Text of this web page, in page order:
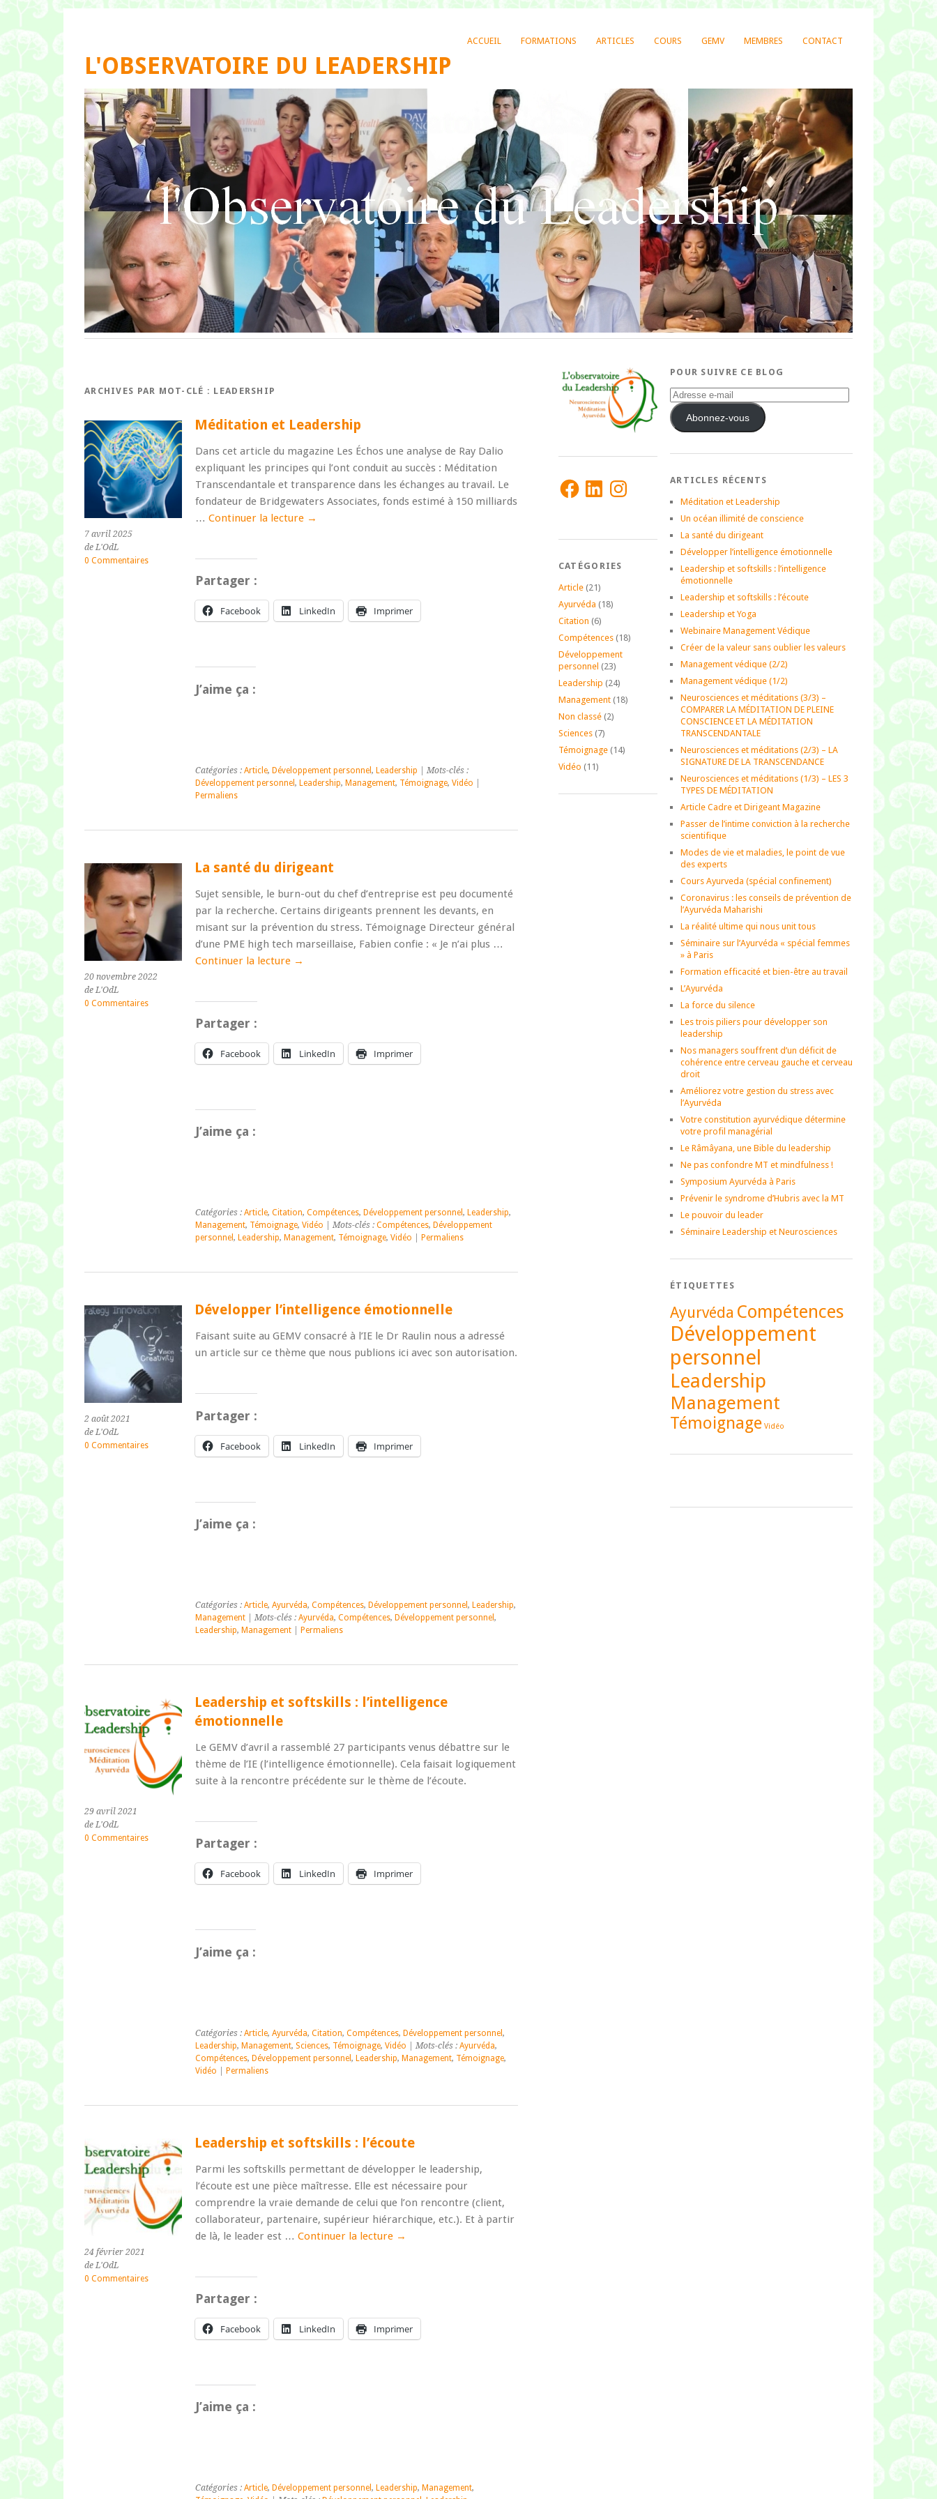
ACCUEIL FORMATIONS ARTICLES COURS GEMV MEMBRES CONTACT
L'OBSERVATOIRE DU LEADERSHIP
ARCHIVES PAR MOT-CLÉ : LEADERSHIP
7 avril 2025
de L'OdL
0 Commentaires
Méditation et Leadership
Dans cet article du magazine Les Échos une analyse de Ray Dalio
expliquant les principes qui l’ont conduit au succès : Méditation
Transcendantale et transparence dans les échanges au travail. Le
fondateur de Bridgewaters Associates, fonds estimé à 150 milliards
… Continuer la lecture →
Partager :
Facebook LinkedIn Imprimer
J’aime ça :
Catégories : Article, Développement personnel , Leadership | Mots-clés :
Développement personnel , Leadership, Management, Témoignage, Vidéo
Permaliens
20 novembre 2022
de L'OdL
0 Commentaires
La santé du dirigeant
Sujet sensible, le burn-out du chef d’entreprise est peu documenté
par la recherche. Certains dirigeants prennent les devants, en
misant sur la prévention du stress. Témoignage Directeur général
d’une PME high tech marseillaise, Fabien confie : « Je n’ai plus …
Continuer la lecture →
Partager :
Facebook LinkedIn Imprimer
J’aime ça :
Catégories : Article, Citation, Compétences, Développement personnel , Leadership,
Management, Témoignage, Vidéo | Mots-clés : Compétences, Développement
personnel , Leadership, Management, Témoignage, Vidéo Permaliens
2 août 2021
de L'OdL
0 Commentaires
Développer l’intelligence émotionnelle
Faisant suite au GEMV consacré à l’IE le Dr Raulin nous a adressé
un article sur ce thème que nous publions ici avec son autorisation.
Partager :
Facebook LinkedIn Imprimer
J’aime ça :
Catégories : Article, Ayurvéda, Compétences, Développement personnel , Leadership,
Management| Mots-clés : Ayurvéda, Compétences, Développement personnel ,
Leadership, Management| Permaliens
29 avril 2021
de L'OdL
0 Commentaires
Leadership et softskills : l’intelligence
émotionnelle
Le GEMV d’avril a rassemblé 27 participants venus débattre sur le
thème de l’IE (l’intelligence émotionnelle). Cela faisait logiquement
suite à la rencontre précédente sur le thème de l’écoute.
Partager :
Facebook LinkedIn Imprimer
J’aime ça :
Catégories : Article, Ayurvéda, Citation, Compétences, Développement personnel ,
Leadership, Management, Sciences, Témoignage, Vidéo | Mots-clés : Ayurvéda,
Compétences, Développement personnel , Leadership, Management, Témoignage,
Vidéo
Permaliens
24 février 2021
de L'OdL
0 Commentaires
Leadership et softskills : l’écoute
Parmi les softskills permettant de développer le leadership,
l’écoute est une pièce maîtresse. Elle est nécessaire pour
comprendre la vraie demande de celui que l’on rencontre (client,
collaborateur, partenaire, supérieur hiérarchique, etc.). Et à partir
de là, le leader est … Continuer la lecture →
Partager :
Facebook LinkedIn Imprimer
J’aime ça :
Catégories : Article, Développement personnel , Leadership, Management,
FacebookLinkedInInstagram
CATÉGORIES
Article(21)
Ayurvéda (18)
Citation (6)
Compétences(18)
Développement
personnel (23)
Leadership (24)
Management(18)
Non classé(2)
Sciences(7)
Témoignage(14)
Vidéo (11)
POUR SUIVRE CE BLOG
Adresse
e-
mail Abonnez-vous
ARTICLES RÉCENTS
Méditation et Leadership
Un océan illimité de conscience
La santé du dirigeant
Développer l’intelligence émotionnelle
Leadership et softskills : l’intelligence
émotionnelle
Leadership et softskills : l’écoute
Leadership et Yoga
Webinaire Management Védique
Créer de la valeur sans oublier les valeurs
Management védique (2/2)
Management védique (1/2)
Neurosciences et méditations (3/3) –
COMPARER LA MÉDITATION DE PLEINE
CONSCIENCE ET LA MÉDITATION
TRANSCENDANTALE
Neurosciences et méditations (2/3) – LA
SIGNATURE DE LA TRANSCENDANCE
Neurosciences et méditations (1/3) – LES 3
TYPES DE MÉDITATION
Article Cadre et Dirigeant Magazine
Passer de l’intime conviction à la recherche
scientifique
Modes de vie et maladies, le point de vue
des experts
Cours Ayurveda (spécial confinement)
Coronavirus : les conseils de prévention de
l’Ayurvéda Maharishi
La réalité ultime qui nous unit tous
Séminaire sur l’Ayurvéda « spécial femmes
» à Paris
Formation efficacité et bien-être au travail
L’Ayurvéda
La force du silence
Les trois piliers pour développer son
leadership
Nos managers souffrent d’un déficit de
cohérence entre cerveau gauche et cerveau
droit
Améliorez votre gestion du stress avec
l’Ayurvéda
Votre constitution ayurvédique détermine
votre profil managérial
Le Râmâyana, une Bible du leadership
Ne pas confondre MT et mindfulness !
Symposium Ayurvéda à Paris
Prévenir le syndrome d’Hubris avec la MT
Le pouvoir du leader
Séminaire Leadership et Neurosciences
ÉTIQUETTES
Ayurvéda Compétences
Développement
personnel
Leadership
Management
Témoignage Vidéo